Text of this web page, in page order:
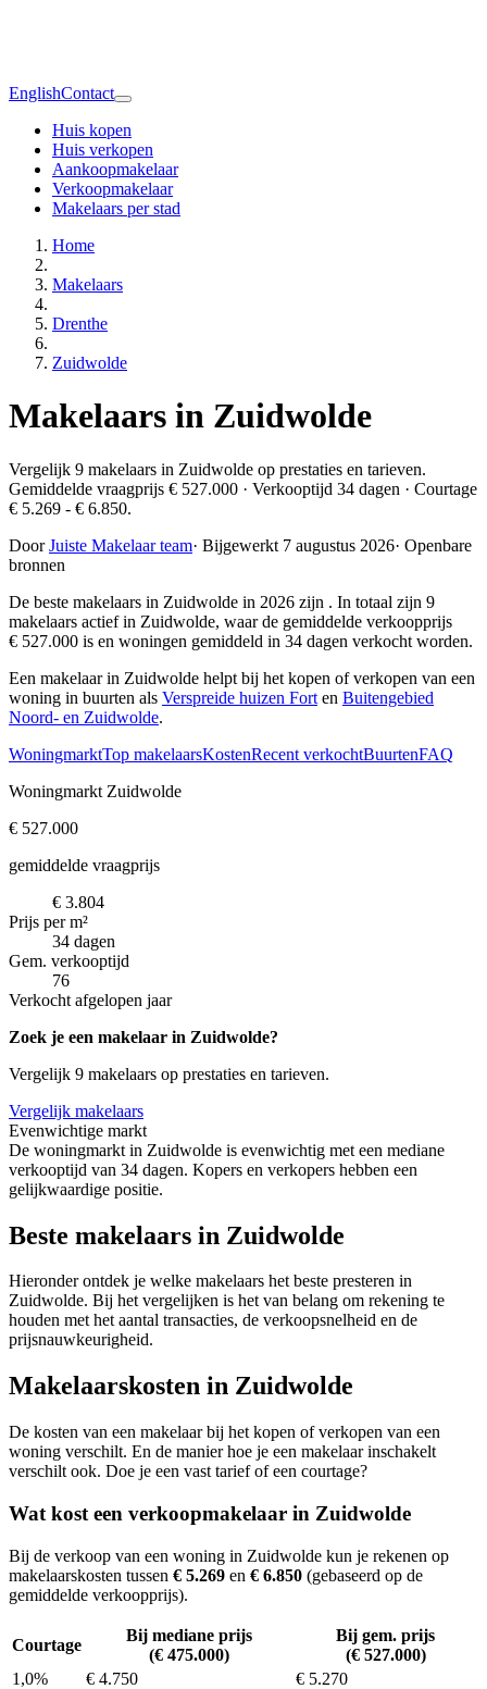
EnglishContact
Huis kopen
Huis verkopen
Aankoopmakelaar
Verkoopmakelaar
Makelaars per stad
Home
Makelaars
Drenthe
Zuidwolde
Makelaars in Zuidwolde
Vergelijk 9 makelaars in Zuidwolde op prestaties en tarieven.
Gemiddelde vraagprijs € 527.000 · Verkooptijd 34 dagen · Courtage
€ 5.269 - € 6.850.
DoorJuiste Makelaar team· Bijgewerkt 7 augustus 2026· Openbare
bronnen
De beste makelaars in Zuidwolde in 2026 zijn . In totaal zijn 9
makelaars actief in Zuidwolde, waar de gemiddelde verkoopprijs
€ 527.000 is en woningen gemiddeld in 34 dagen verkocht worden.
Een makelaar in Zuidwolde helpt bij het kopen of verkopen van een
woning in buurten als Verspreide huizen Fort en Buitengebied
Noord- en Zuidwolde.
WoningmarktTop makelaarsKostenRecent verkochtBuurtenFAQ
Woningmarkt Zuidwolde
€ 527.000
gemiddelde vraagprijs
€ 3.804
Prijs per m²
34 dagen
Gem. verkooptijd
76
Verkocht afgelopen jaar
Zoek je een makelaar in Zuidwolde?
Vergelijk 9 makelaars op prestaties en tarieven.
Vergelijk makelaars
Evenwichtige markt
De woningmarkt in Zuidwolde is evenwichtig met een mediane
verkooptijd van 34 dagen. Kopers en verkopers hebben een
gelijkwaardige positie.
Beste makelaars in Zuidwolde
Hieronder ontdek je welke makelaars het beste presteren in
Zuidwolde. Bij het vergelijken is het van belang om rekening te
houden met het aantal transacties, de verkoopsnelheid en de
prijsnauwkeurigheid.
Makelaarskosten in Zuidwolde
De kosten van een makelaar bij het kopen of verkopen van een
woning verschilt. En de manier hoe je een makelaar inschakelt
verschilt ook. Doe je een vast tarief of een courtage?
Wat kost een verkoopmakelaar in Zuidwolde
Bij de verkoop van een woning in Zuidwolde kun je rekenen op
makelaarskosten tussen € 5.269 en € 6.850 (gebaseerd op de
gemiddelde verkoopprijs).
Courtage
Bij mediane prijs
(€ 475.000)
Bij gem. prijs
(€ 527.000)
1,0%
€ 4.750
€ 5.270